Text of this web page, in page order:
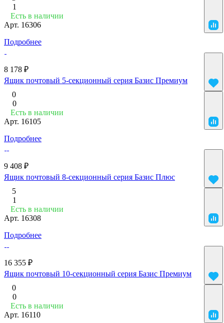
1
Есть в наличии
Арт. 16306
Подробнее
8 178 ₽
Ящик почтовый 5-секционный серия Базис Премиум
0
0
Есть в наличии
Арт. 16105
Подробнее
9 408 ₽
Ящик почтовый 8-секционный серия Базис Плюс
5
1
Есть в наличии
Арт. 16308
Подробнее
16 355 ₽
Ящик почтовый 10-секционный серия Базис Премиум
0
0
Есть в наличии
Арт. 16110